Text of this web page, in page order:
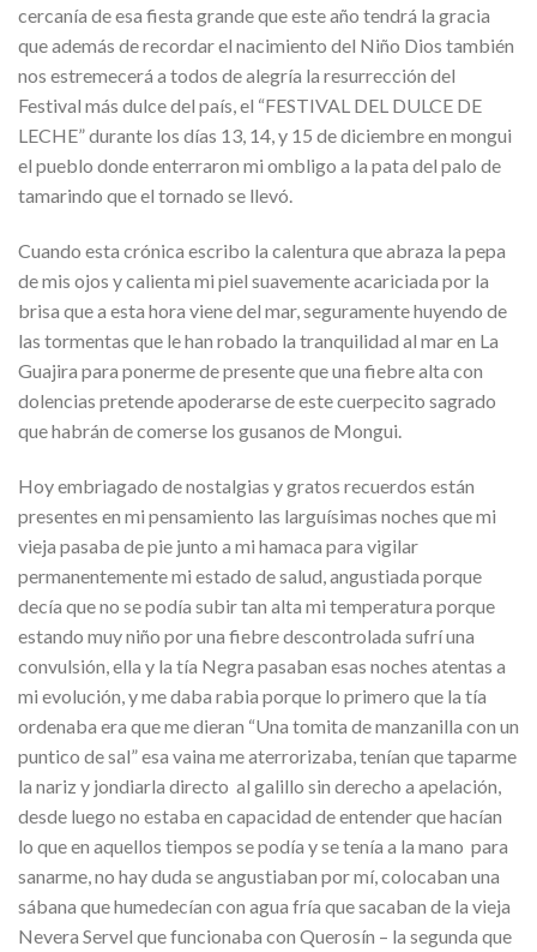
cercanía de esa fiesta grande que este año tendrá la gracia
que además de recordar el nacimiento del Niño Dios también
nos estremecerá a todos de alegría la resurrección del
Festival más dulce del país, el “FESTIVAL DEL DULCE DE
LECHE” durante los días 13, 14, y 15 de diciembre en mongui
el pueblo donde enterraron mi ombligo a la pata del palo de
tamarindo que el tornado se llevó.
Cuando esta crónica escribo la calentura que abraza la pepa
de mis ojos y calienta mi piel suavemente acariciada por la
brisa que a esta hora viene del mar, seguramente huyendo de
las tormentas que le han robado la tranquilidad al mar en La
Guajira para ponerme de presente que una fiebre alta con
dolencias pretende apoderarse de este cuerpecito sagrado
que habrán de comerse los gusanos de Mongui.
Hoy embriagado de nostalgias y gratos recuerdos están
presentes en mi pensamiento las larguísimas noches que mi
vieja pasaba de pie junto a mi hamaca para vigilar
permanentemente mi estado de salud, angustiada porque
decía que no se podía subir tan alta mi temperatura porque
estando muy niño por una fiebre descontrolada sufrí una
convulsión, ella y la tía Negra pasaban esas noches atentas a
mi evolución, y me daba rabia porque lo primero que la tía
ordenaba era que me dieran “Una tomita de manzanilla con un
puntico de sal” esa vaina me aterrorizaba, tenían que taparme
la nariz y jondiarla directo al galillo sin derecho a apelación,
desde luego no estaba en capacidad de entender que hacían
lo que en aquellos tiempos se podía y se tenía a la mano para
sanarme, no hay duda se angustiaban por mí, colocaban una
sábana que humedecían con agua fría que sacaban de la vieja
Nevera Servel que funcionaba con Querosín – la segunda que